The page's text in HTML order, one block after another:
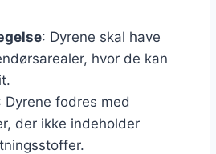
: Dyrene skal have
hvor de kan
Dyrene fodres med
der ikke indeholder